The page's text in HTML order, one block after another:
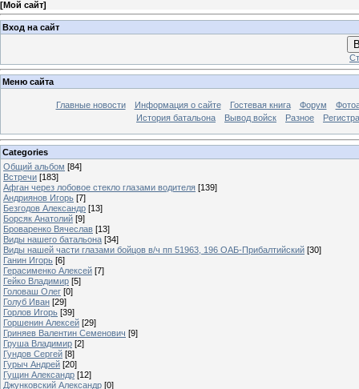
[Мой сайт]
Вход на сайт
Меню сайта
Главные новости Информация о сайте Гостевая книга Форум
История батальона
Вывод войск Разное
Categories
Общий альбом [84]
Встречи [183]
Афган через лобовое стекло глазами водителя [139]
Андриянов Игорь [7]
Безгодов Александр [13]
Борсяк Анатолий [9]
Броваренко Вячеслав [13]
Виды нашего батальона [34]
Виды нашей части глазами бойцов в/ч пп 51963, 196 ОАБ-Прибалтийский [30]
Ганин Игорь [6]
Герасименко Алексей [7]
Гейко Владимир [5]
Головаш Олег [0]
Голуб Иван [29]
Горлов Игорь [39]
Горшенин Алексей [29]
Гриняев Валентин Семенович [9]
Груша Владимир [2]
Гундов Сергей [8]
Гурыч Андрей [20]
Гущин Александр [12]
Джунковский Александр [0]